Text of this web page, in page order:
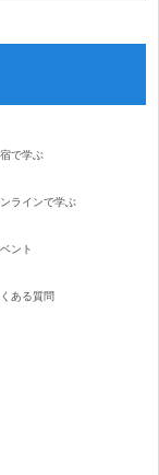
で学ぶ
ラインで学ぶ
ント
くある質問